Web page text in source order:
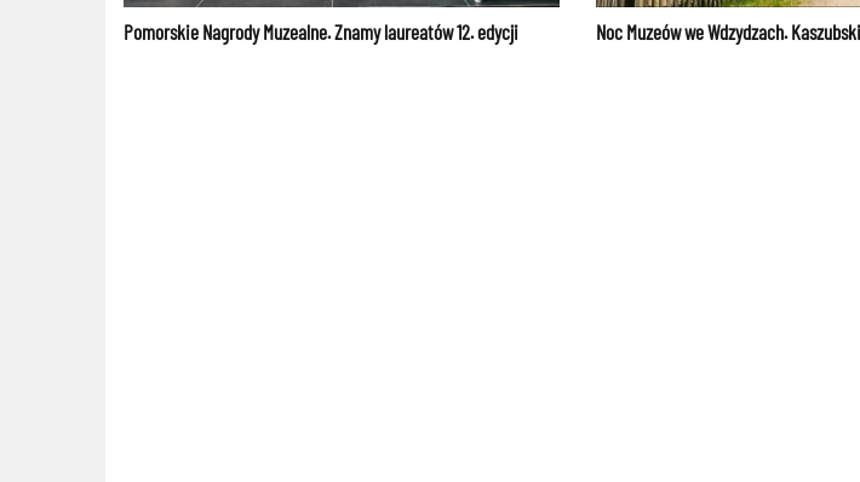
Pomorskie Nagrody Muzealne. Znamy laureatów 12. edycji Noc Muzeów we Wdzydzach.